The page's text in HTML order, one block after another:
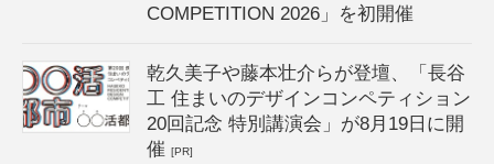
COMPETITION 2026」を初開催
乾久美子や藤本壮介らが登壇、「長谷
工 住まいのデザインコンペティション
20回記念 特別講演会」が8月19日に開
催[PR]